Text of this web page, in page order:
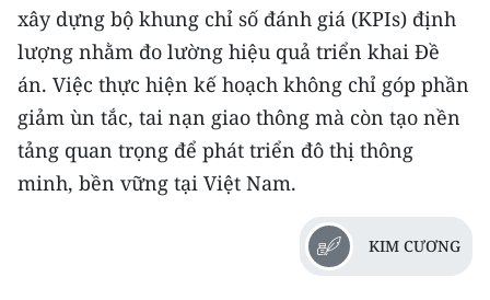
xây dựng bộ khung chỉ số đánh giá (KPIs) định
lượng nhằm đo lường hiệu quả triển khai Đề
án. Việc thực hiện kế hoạch không chỉ góp phần
giảm ùn tắc, tai nạn giao thông mà còn tạo nền
tảng quan trọng để phát triển đô thị thông
minh, bền vững tại Việt Nam.
KIM CƯƠNG